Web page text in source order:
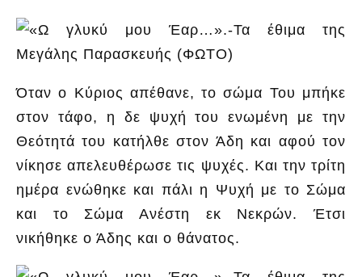
Όταν ο Κύριος απέθανε, το σώμα Του μπήκε
στον τάφο, η δε ψυχή του ενωμένη με την
Θεότητά του κατήλθε στον Άδη και αφού τον
νίκησε απελευθέρωσε τις ψυχές. Και την τρίτη
ημέρα ενώθηκε και πάλι η Ψυχή με το Σώμα
και το Σώμα Ανέστη εκ Νεκρών. Έτσι
νικήθηκε ο Άδης και ο θάνατος.